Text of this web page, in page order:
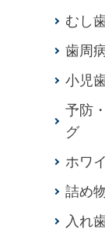
むし
歯周
小児
予防
グ
ホワ
詰め
入れ